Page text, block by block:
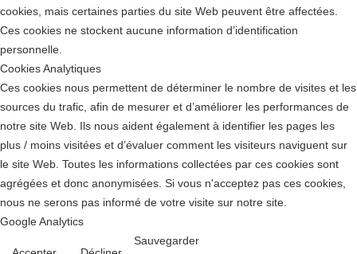
cookies, mais certaines parties du site Web peuvent être affectées.
Ces cookies ne stockent aucune information d’identification
personnelle.
Cookies Analytiques
Ces cookies nous permettent de déterminer le nombre de visites et les
sources du trafic, afin de mesurer et d’améliorer les performances de
notre site Web. Ils nous aident également à identifier les pages les
plus / moins visitées et d’évaluer comment les visiteurs naviguent sur
le site Web. Toutes les informations collectées par ces cookies sont
agrégées et donc anonymisées. Si vous n'acceptez pas ces cookies,
nous ne serons pas informé de votre visite sur notre site.
Google Analytics
Sauvegarder